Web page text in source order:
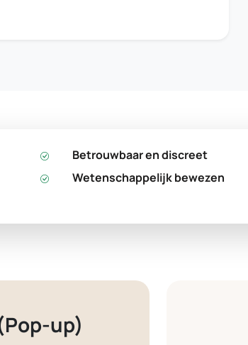
Betrouwbaar en discreet
Wetenschappelijk bewezen
up)